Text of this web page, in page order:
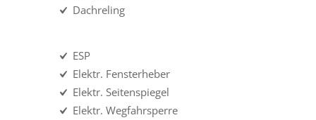
Dachreling
ESP
Elektr. Fensterheber
Elektr. Seitenspiegel
Elektr. Wegfahrsperre